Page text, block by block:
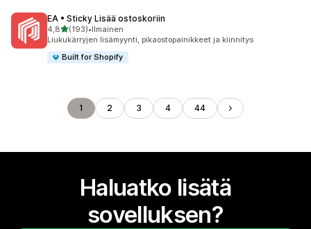
EA • Sticky Lisää ostoskoriin
4,8/ 5 tähteä
(193)
193 arvostelua yhteensä
•Ilmainen
Liukukärryjen lisämyynti, pikaostopainikkeet ja kiinnitys
Built for Shopify
1 2 3 4 44
Haluatko lisätä
sovelluksen?